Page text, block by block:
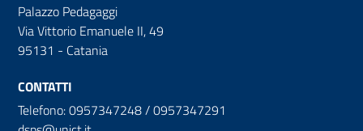
Palazzo Pedagaggi
Via Vittorio Emanuele II, 49
95131 - Catania
CONTATTI
Telefono: 0957347248 / 0957347291